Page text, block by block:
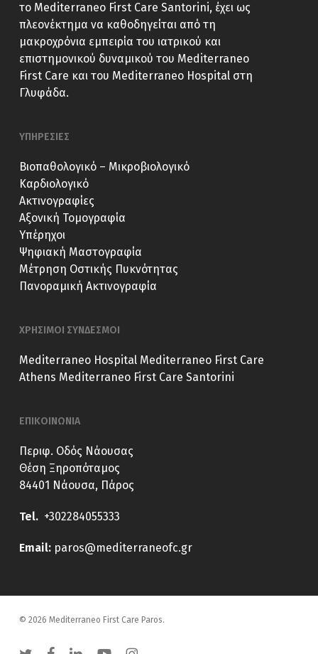
το Mediterraneo First Care Santorini, έχει ως
πλεονέκτημα να καθοδηγείται από τη
μακροχρόνια εμπειρία του ιατρικού και
επιστημονικού δυναμικού του Mediterraneo
First Care και του Mediterraneo Hospital στη
Γλυφάδα.
ΥΠΗΡΕΣΙΕΣ
Βιοπαθολογικό – Μικροβιολογικό
Καρδιολογικό
Ακτινογραφίες
Αξονική Τομογραφία
Υπέρηχοι
Ψηφιακή Μαστογραφία
Μέτρηση Οστικής Πυκνότητας
Πανοραμική Ακτινογραφία
ΧΡΗΣΙΜΟΙ ΣΥΝΔΕΣΜΟΙ
Mediterraneo Hospital Mediterraneo First Care
Athens Mediterraneo First Care Santorini
ΕΠΙΚΟΙΝΩΝΙΑ
Περιφ. Οδός Νάουσας
Θέση Ξηροπόταμος
84401 Νάουσα, Πάρος
Tel. +302284055333
Email: paros@mediterraneofc.gr
© 2026 Mediterraneo First Care Paros.